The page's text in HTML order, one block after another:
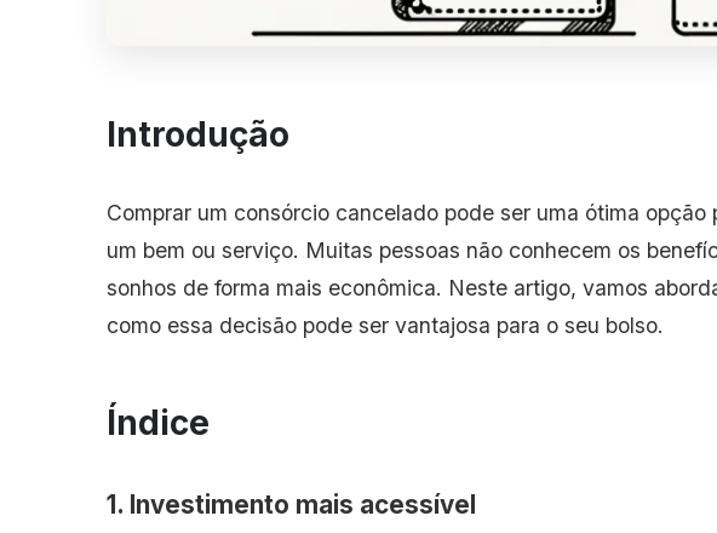
Introdução
Comprar um consórcio cancelado pode ser uma ótima
um bem ou serviço. Muitas pessoas não conhecem os
sonhos de forma mais econômica. Neste artigo, vamos
como essa decisão pode ser vantajosa para o seu bolso.
Índice
1. Investimento mais acessível